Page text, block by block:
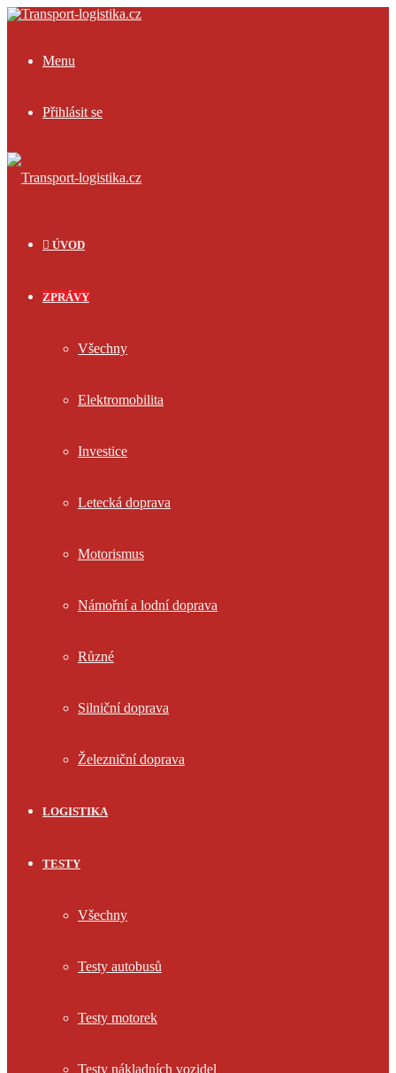
Menu
Přihlásit se
ÚVOD
ZPRÁVY
Všechny
Elektromobilita
Investice
Letecká doprava
Motorismus
Námořní a lodní doprava
Různé
Silniční doprava
Železniční doprava
LOGISTIKA
TESTY
Všechny
Testy autobusů
Testy motorek
Testy nákladních vozidel